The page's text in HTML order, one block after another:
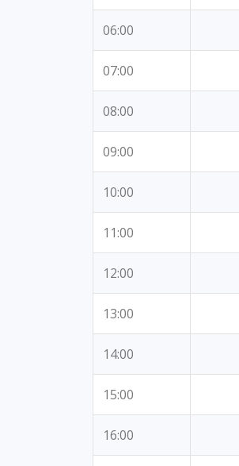
06:00
07:00
08:00
09:00
10:00
11:00
12:00
13:00
14:00
15:00
16:00